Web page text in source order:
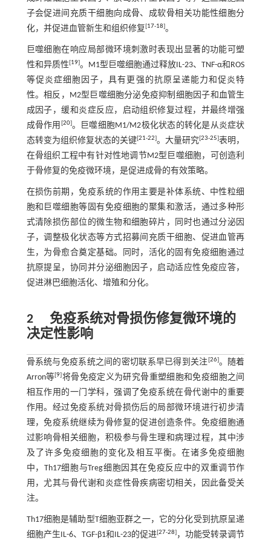
子会促进间充质干细胞向成骨、成软骨相关功能性细胞分
化，并促进血管新生和组织修复 [17-18]。
巨噬细胞在响应局部微环境刺激时表现出显著的功能可塑
性和异质性[19]。M1型巨噬细胞通过释放IL-23、TNF-α和ROS
等促炎症细胞因子，具有更强的抗原呈递能力和促炎特
性。相反，M2型巨噬细胞分泌免疫抑制细胞因子和血管生
成因子，缓和炎症反应，启动组织修复过程，并最终增强
成骨作用 [20]。巨噬细胞M1/M2极化状态的转化是从炎症状
态转变为组织修复状态的关键[21-22]。大量研究[23-25]表明，
在骨组织工程中有针对性地调节M2型巨噬细胞，可创造利
于骨修复的免疫微环境，是促进成骨的有效策略。
在损伤前期，免疫系统的作用主要是补体系统、中性粒细
胞和巨噬细胞等固有免疫细胞的聚集和激活，通过多种形
式清除损伤部位的微生物和细胞碎片，同时也通过分泌因
子，调整极化状态等方式招募间充质干细胞、促进血管再
生，为骨愈合奠定基础。同时，活化的固有免疫细胞通过
抗原提呈，协同并分泌细胞因子，启动适应性免疫应答，
促进淋巴细胞活化、增殖和分化。
2免疫系统对骨损伤修复微环境的
决定性影响
骨系统与免疫系统之间的密切联系早已得到关注[26]。随着
Arron等[9]将骨免疫定义为研究骨重塑细胞和免疫细胞之间
相互作用的一门学科，强调了免疫系统在骨代谢中的重要
作用。经过免疫系统对骨损伤后的局部微环境进行初步清
理，免疫系统继续为骨修复的促进创造条件。免疫细胞通
过影响骨相关细胞，积极参与骨生理和病理过程，其中涉
及了许多免疫细胞的变化及相互平衡。在诸多免疫细胞
中，Th17细胞与Treg细胞因其在免疫反应中的双重调节作
用，尤其与骨代谢和炎症性骨疾病密切相关，因此备受关
注。
Th17细胞是辅助型T细胞亚群之一，它的分化受到抗原呈递
细胞产生IL-6、TGF-β1和IL-23的促进[27-28] ，功能受转录调节